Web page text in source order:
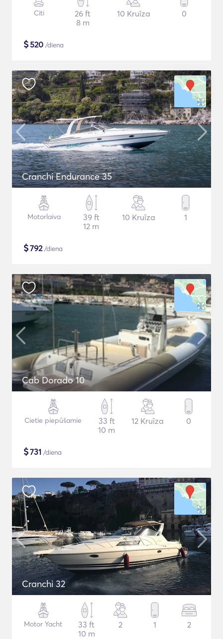
Citi
26 ft
8 m
10 Kruīza 0
$520 /diena
Cranchi Endurance 35
Motorlaiva
39 ft
12 m
10 Kruīza 1
$792/diena
Cab Dorado 10
Cietie piepūšamie
33 ft
10 m
12 Kruīza 0
$731 /diena
Cranchi 32
Motor Yacht
33 ft
10 m
2 1 2